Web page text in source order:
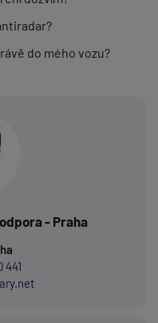
do mého vozu?
- Praha
441